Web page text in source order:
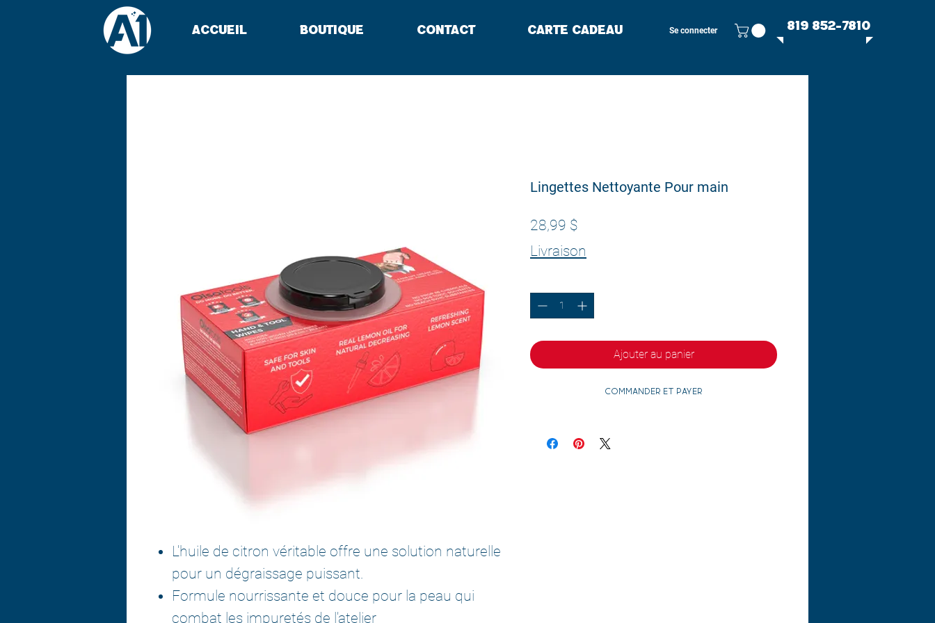
Accueil Boutique Contact Carte cadeau Se connecter 819 852-7810
L'huile de citron véritable offre une solution naturelle
pour un dégraissage puissant.
Formule nourrissante et douce pour la peau qui
combat les impuretés de l'atelier
Lingettes Nettoyante Pour main
28,99 $
Livraison
Ajouter au panier
Commander et payer